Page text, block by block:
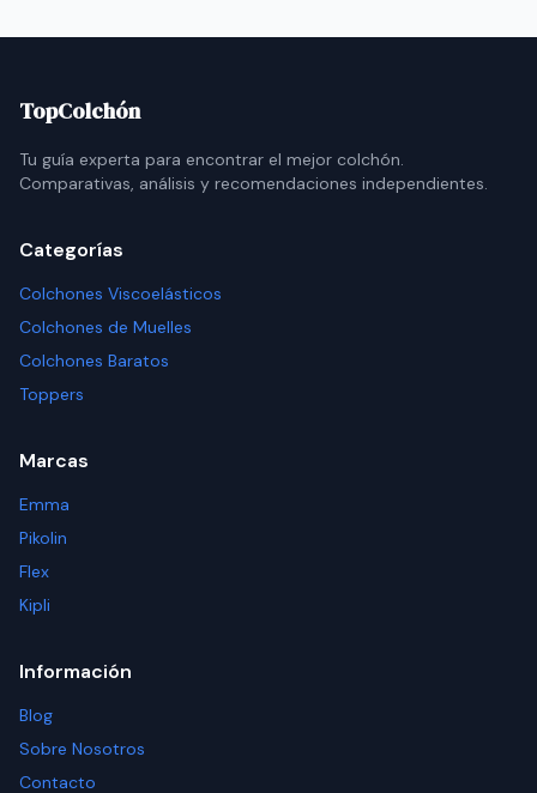
TopColchón
Tu guía experta para encontrar el mejor colchón.
Comparativas, análisis y recomendaciones independientes.
Categorías
Colchones Viscoelásticos
Colchones de Muelles
Colchones Baratos
Toppers
Marcas
Emma
Pikolin
Flex
Kipli
Información
Blog
Sobre Nosotros
Contacto